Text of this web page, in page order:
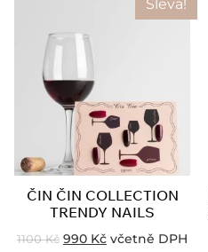
Sleva!
ČIN ČIN COLLECTION
TRENDY NAILS
1100Kč 990 Kč včetně DPH